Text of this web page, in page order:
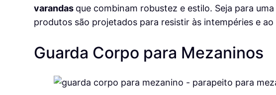
varandas que combinam robustez e estilo. Seja para
produtos são projetados para resistir às intempéries e
Guarda Corpo para Mezaninos